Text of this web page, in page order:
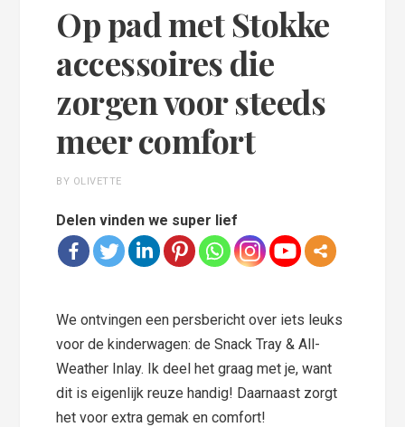
Op pad met Stokke
accessoires die
zorgen voor steeds
meer comfort
BY OLIVETTE
Delen vinden we super lief
We ontvingen een persbericht over iets leuks
voor de kinderwagen: de Snack Tray & All-
Weather Inlay. Ik deel het graag met je, want
dit is eigenlijk reuze handig! Daarnaast zorgt
het voor extra gemak en comfort!